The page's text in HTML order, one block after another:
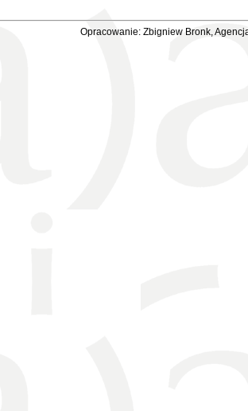
Opracowanie: Zbigniew Bronk,